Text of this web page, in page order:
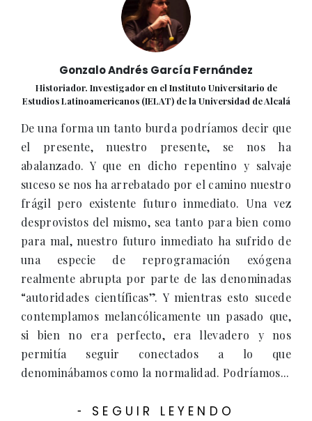
Gonzalo Andrés García Fernández
Historiador. Investigador en el Instituto Universitario de
Estudios Latinoamericanos (IELAT) de la Universidad de Alcalá
De una forma un tanto burda podríamos decir que
el presente, nuestro presente, se nos ha
abalanzado. Y que en dicho repentino y salvaje
suceso se nos ha arrebatado por el camino nuestro
frágil pero existente futuro inmediato. Una vez
desprovistos del mismo, sea tanto para bien como
para mal, nuestro futuro inmediato ha sufrido de
una especie de reprogramación exógena
realmente abrupta por parte de las denominadas
“autoridades científicas”. Y mientras esto sucede
contemplamos melancólicamente un pasado que,
si bien no era perfecto, era llevadero y nos
permitía seguir conectados a lo que
denominábamos como la normalidad. Podríamos...
- SEGUIR LEYENDO